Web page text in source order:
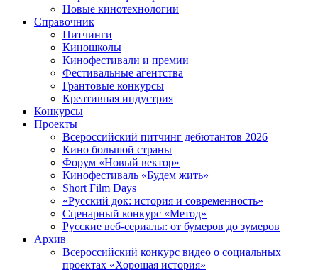
Новые кинотехнологии
Справочник
Питчинги
Киношколы
Кинофестивали и премии
Фестивальные агентства
Грантовые конкурсы
Креативная индустрия
Конкурсы
Проекты
Всероссийский питчинг дебютантов 2026
Кино большой страны
Форум «Новый вектор»
Кинофестиваль «Будем жить»
Short Film Days
«Русский док: история и современность»
Сценарный конкурс «Метод»
Русские веб-сериалы: от бумеров до зумеров
Архив
Всероссийский конкурс видео о социальных
проектах «Хорошая история»